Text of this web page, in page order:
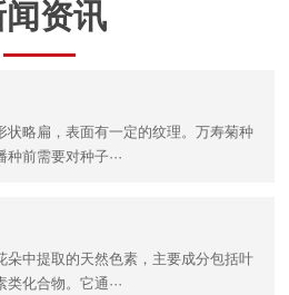
闻资讯
状略扁，表面有一定的纹理。万寿菊种
前需要对种子···
朵中提取的天然色素，主要成分包括叶
化合物。它通···